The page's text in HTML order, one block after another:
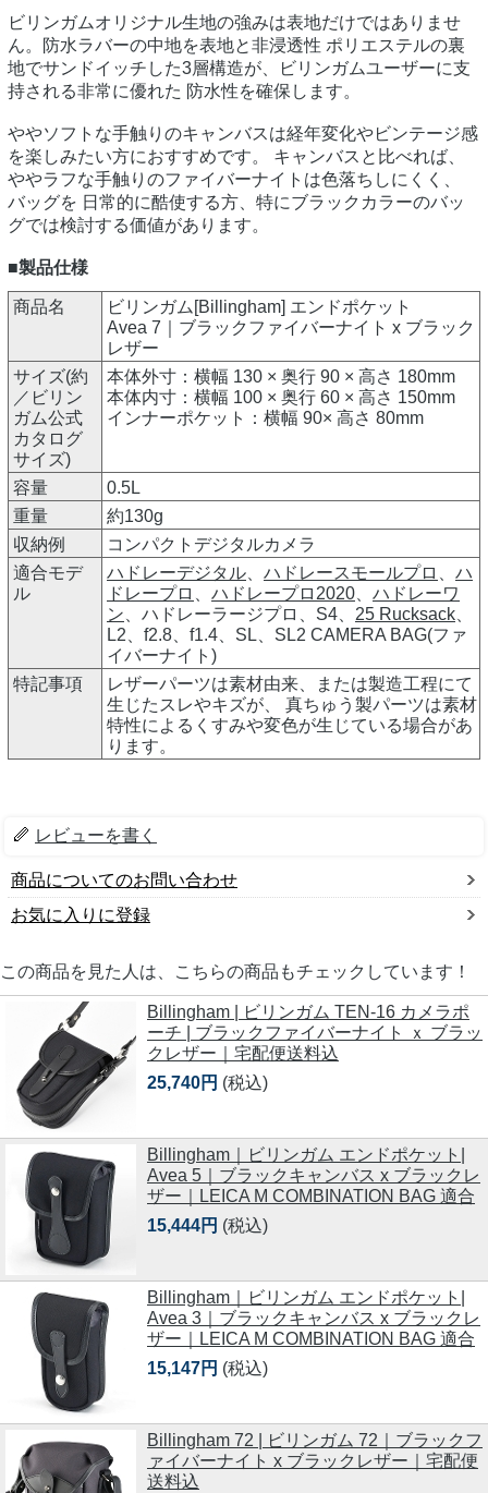
ビリンガムオリジナル生地の強みは表地だけではありませ
ん。防水ラバーの中地を表地と非浸透性 ポリエステルの裏
地でサンドイッチした3層構造が、ビリンガムユーザーに支
持される非常に優れた 防水性を確保します。
ややソフトな手触りのキャンバスは経年変化やビンテージ感
を楽しみたい方におすすめです。 キャンバスと比べれば、
ややラフな手触りのファイバーナイトは色落ちしにくく、
バッグを 日常的に酷使する方、特にブラックカラーのバッ
グでは検討する価値があります。
■製品仕様
商品名
ビリンガム[Billingham] エンドポケット
Avea 7｜ブラックファイバーナイト x ブラック
レザー
サイズ(約
／ビリン
ガム公式
カタログ
サイズ)
本体外寸：横幅 130 × 奥行 90 × 高さ 180mm
本体内寸：横幅 100 × 奥行 60 × 高さ 150mm
インナーポケット：横幅 90× 高さ 80mm
容量
0.5L
重量
約130g
収納例
コンパクトデジタルカメラ
適合モデ
ル
ハドレーデジタル ハドレースモールプロ
ハ
ドレープロ
ハドレープロ2020
ハドレーワ
ン 、ハドレーラージプロ、S4、 25 Rucksack
L2、f2.8、f1.4、SL、SL2 CAMERA BAG(ファ
イバーナイト)
特記事項
レザーパーツは素材由来、または製造工程にて
生じたスレやキズが、 真ちゅう製パーツは素材
特性によるくすみや変色が生じている場合があ
ります。
レビューを書く
商品についてのお問い合わせ
お気に入りに登録
この商品を見た人は、こちらの商品もチェックしています！
Billingham | ビリンガム TEN-16 カメラポ
ーチ | ブラックファイバーナイト ｘ ブラッ
クレザー｜宅配便送料込
25,740円 (税込)
Billingham｜ビリンガム エンドポケット|
Avea 5｜ブラックキャンバス x ブラックレ
ザー｜LEICA M COMBINATION BAG 適合
15,444円 (税込)
Billingham｜ビリンガム エンドポケット|
Avea 3｜ブラックキャンバス x ブラックレ
ザー｜LEICA M COMBINATION BAG 適合
15,147円 (税込)
Billingham 72 | ビリンガム 72｜ブラックフ
ァイバーナイト x ブラックレザー｜宅配便
送料込